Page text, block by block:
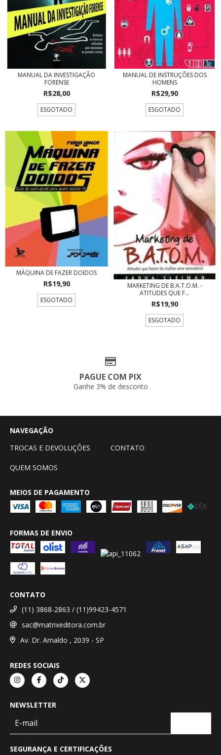
MANUAL DA INVESTIGAÇÃO
FORENSE
R$28,00
ESGOTADO
MANUAL DE INSTRUÇÕES DOS
HOMENS
R$29,90
ESGOTADO
MÁQUINA DE FAZER DOIDOS
R$19,90
ESGOTADO
MARKETING DE B.A.T.O.M. -
ATITUDES QUE F...
R$19,90
ESGOTADO
PAGUE COM PIX
Ganhe 3% de desconto
NAVEGAÇÃO
TROCAS E DEVOLUÇÔES
CONTATO
QUEM SOMOS
MEIOS DE PAGAMENTO
FORMAS DE ENVIO
CONTATO
(11) 3868-2863 / (11)99423-4571
sac@matrixeditora.com.br
Av. Dr. Arnaldo , 2039 - SP
REDES SOCIAIS
NEWSLETTER
SEGURANÇA E CERTIFICAÇÕES